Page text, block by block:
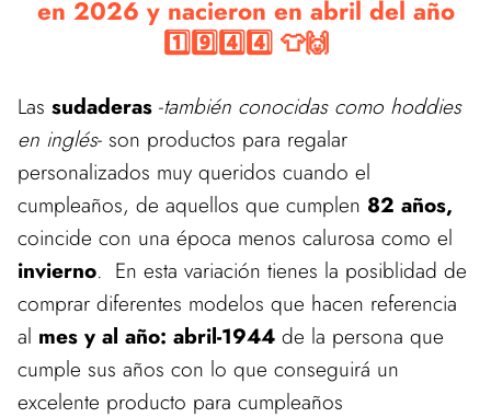
en 2026 y nacieron en abril del año
1️⃣9️⃣4️⃣4️⃣ 👕🙌
Las sudaderas -también conocidas como hoddies
en inglés- son productos para regalar
personalizados muy queridos cuando el
cumpleaños, de aquellos que cumplen 82 años,
coincide con una época menos calurosa como el
invierno. En esta variación tienes la posiblidad de
comprar diferentes modelos que hacen referencia
al mes y al año: abril-1944 de la persona que
cumple sus años con lo que conseguirá un
excelente producto para cumpleaños